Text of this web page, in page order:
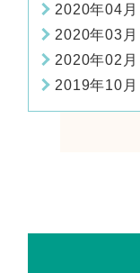
2020年04月
2020年03月
2020年02月
2019年10月